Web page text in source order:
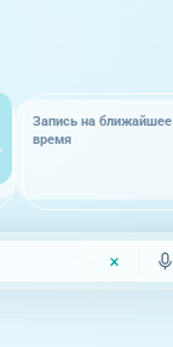
Запись на ближайшее
время